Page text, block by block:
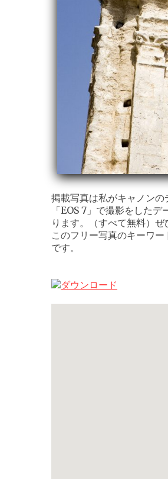
掲載写真は私がキャノン
「EOS 7」で撮影をした
ります。（すべて無料）
このフリー写真のキーワ
です。